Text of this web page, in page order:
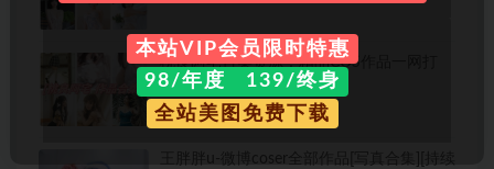
桃良阿宅合集资源：精品COS作品一网打
尽！
本站VIP会员限时特惠
98/年度 139/终身
全站美图免费下载